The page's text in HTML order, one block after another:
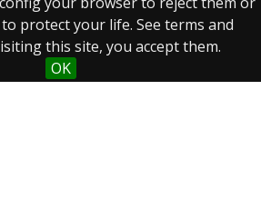
protect your life. See terms and
this site, you accept them.
OK